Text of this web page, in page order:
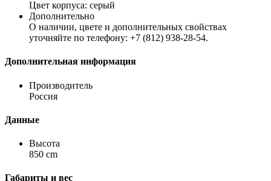
Цвет корпуса: серый
Дополнительно
О наличии, цвете и дополнительных свойствах
уточняйте по телефону: +7 (812) 938-28-54.
Дополнительная информация
Производитель
Россия
Данные
Высота
850 cm
Габариты и вес